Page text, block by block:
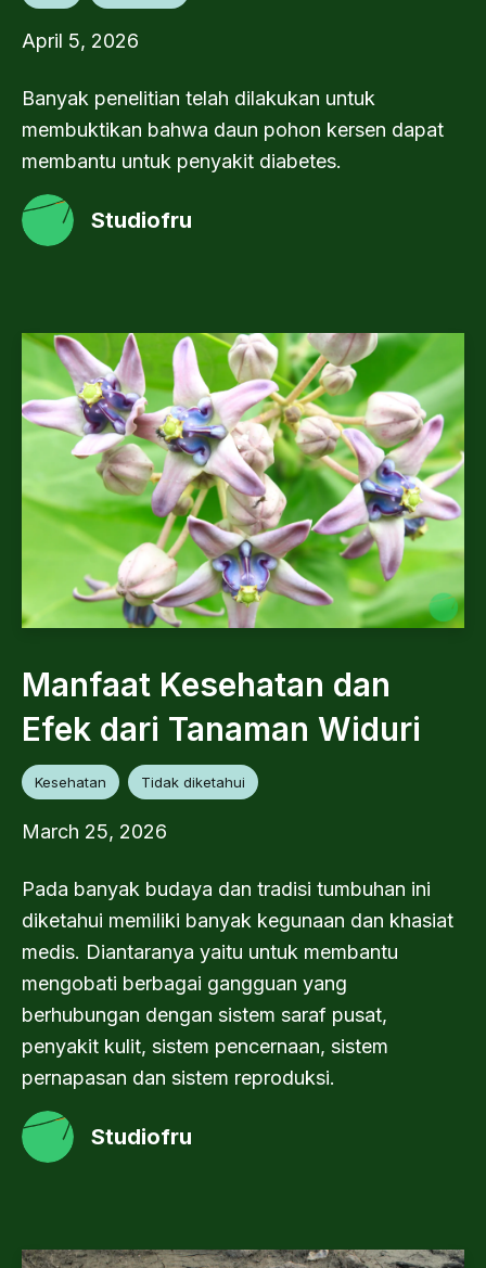
April 5, 2026
Banyak penelitian telah dilakukan untuk
membuktikan bahwa daun pohon kersen dapat
membantu untuk penyakit diabetes.
Studiofru
Manfaat Kesehatan dan
Efek dari Tanaman Widuri
Kesehatan Tidak diketahui
March 25, 2026
Pada banyak budaya dan tradisi tumbuhan ini
diketahui memiliki banyak kegunaan dan khasiat
medis. Diantaranya yaitu untuk membantu
mengobati berbagai gangguan yang
berhubungan dengan sistem saraf pusat,
penyakit kulit, sistem pencernaan, sistem
pernapasan dan sistem reproduksi.
Studiofru